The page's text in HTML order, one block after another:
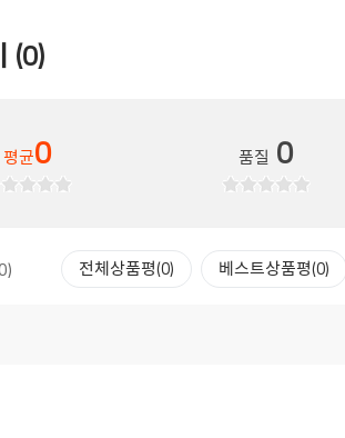
(0)
평균0 품질 0
전체상품평(0) 베스트상품평(0)